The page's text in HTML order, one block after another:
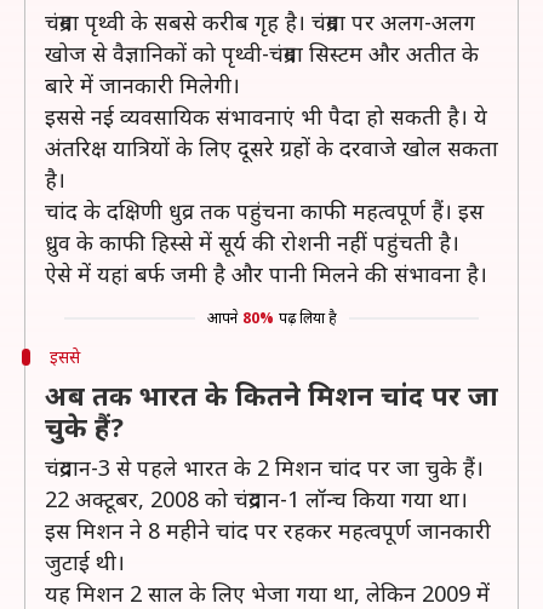
चंद्रमा पृथ्वी के सबसे करीब गृह है। चंद्रमा पर अलग-अलग
खोज से वैज्ञानिकों को पृथ्वी-चंद्रमा सिस्टम और अतीत के
बारे में जानकारी मिलेगी।
इससे नई व्यवसायिक संभावनाएं भी पैदा हो सकती है। ये
अंतरिक्ष यात्रियों के लिए दूसरे ग्रहों के दरवाजे खोल सकता
है।
चांद के दक्षिणी धुव्र तक पहुंचना काफी महत्वपूर्ण हैं। इस
ध्रुव के काफी हिस्से में सूर्य की रोशनी नहीं पहुंचती है।
ऐसे में यहां बर्फ जमी है और पानी मिलने की संभावना है।
आपने 80% पढ़ लिया है
इससे
अब तक भारत के कितने मिशन चांद पर जा
चुके हैं?
चंद्रयान-3 से पहले भारत के 2 मिशन चांद पर जा चुके हैं।
22 अक्टूबर, 2008 को चंद्रयान-1 लॉन्च किया गया था।
इस मिशन ने 8 महीने चांद पर रहकर महत्वपूर्ण जानकारी
जुटाई थी।
यह मिशन 2 साल के लिए भेजा गया था, लेकिन 2009 में